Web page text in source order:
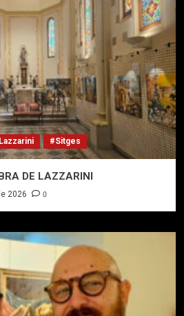
#Sitges
DE LAZZARINI
2026 0